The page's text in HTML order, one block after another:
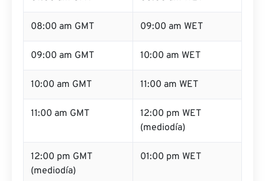
08:00 am GMT 09:00 am WET
09:00 am GMT 10:00 am WET
10:00 am GMT 11:00 am WET
11:00 am GMT
12:00 pm WET
(mediodía)
12:00 pm GMT
(mediodía)
01:00 pm WET